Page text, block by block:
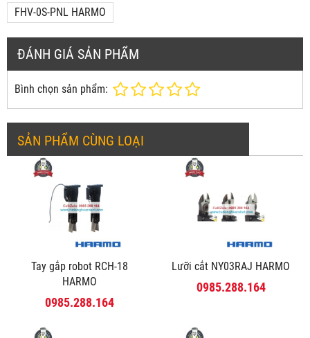
FHV-0S-PNL HARMO
ĐÁNH GIÁ SẢN PHẨM
Bình chọn sản phẩm:
SẢN PHẨM CÙNG LOẠI
Tay gắp robot RCH-18
HARMO
0985.288.164
Lưỡi cắt NY03RAJ HARMO
0985.288.164